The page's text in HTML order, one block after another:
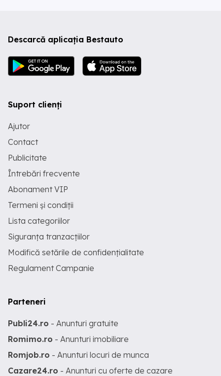
Descarcă aplicația Bestauto
Suport clienți
Ajutor
Contact
Publicitate
Întrebări frecvente
Abonament VIP
Termeni și condiții
Lista categoriilor
Siguranța tranzacțiilor
Modifică setările de confidențialitate
Regulament Campanie
Parteneri
Publi24.ro - Anunturi gratuite
Romimo.ro - Anunturi imobiliare
Romjob.ro - Anunturi locuri de munca
Cazare24.ro - Anunturi cu oferte de cazare